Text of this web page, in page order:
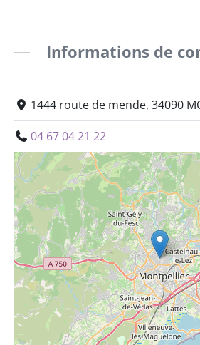
Informations de
1444 route de mende, 34090
04 67 04 21 22